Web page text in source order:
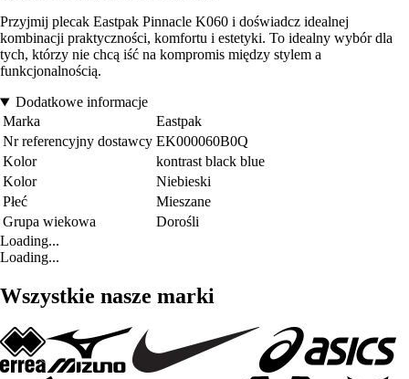
Przyjmij plecak Eastpak Pinnacle K060 i doświadcz idealnej
kombinacji praktyczności, komfortu i estetyki. To idealny wybór dla
tych, którzy nie chcą iść na kompromis między stylem a
funkcjonalnością.
Dodatkowe informacje
Marka
Eastpak
Nr referencyjny dostawcy EK000060B0Q
Kolor
kontrast black blue
Kolor
Niebieski
Płeć
Mieszane
Grupa wiekowa
Dorośli
Loading...
Loading...
Wszystkie nasze marki